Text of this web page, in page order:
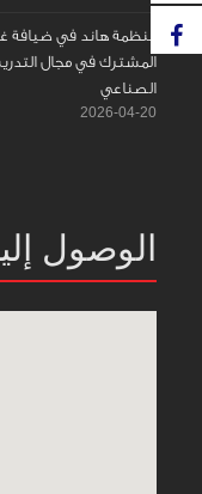
منظمة هاند في ضيافة
المشترك في مجال
الصناعي
2026-04-20
الوصول